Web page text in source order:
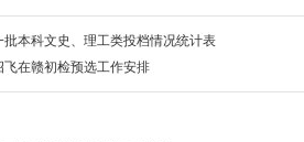
本科文史、理工类投档情况统计表
在赣初检预选工作安排